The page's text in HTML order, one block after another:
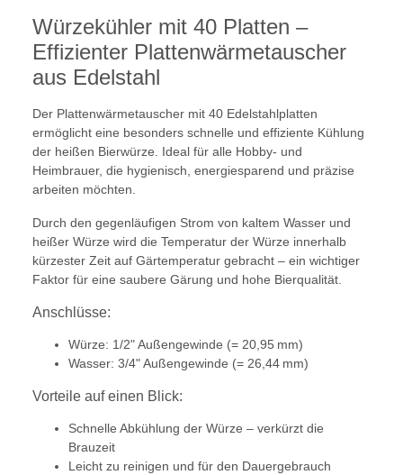
Würzekühler mit 40 Platten –
Effizienter Plattenwärmetauscher
aus Edelstahl
Der Plattenwärmetauscher mit 40 Edelstahlplatten
ermöglicht eine besonders schnelle und effiziente Kühlung
der heißen Bierwürze. Ideal für alle Hobby- und
Heimbrauer, die hygienisch, energiesparend und präzise
arbeiten möchten.
Durch den gegenläufigen Strom von kaltem Wasser und
heißer Würze wird die Temperatur der Würze innerhalb
kürzester Zeit auf Gärtemperatur gebracht – ein wichtiger
Faktor für eine saubere Gärung und hohe Bierqualität.
Anschlüsse:
Würze: 1/2" Außengewinde (= 20,95 mm)
Wasser: 3/4" Außengewinde (= 26,44 mm)
Vorteile auf einen Blick:
Schnelle Abkühlung der Würze – verkürzt die
Brauzeit
Leicht zu reinigen und für den Dauergebrauch